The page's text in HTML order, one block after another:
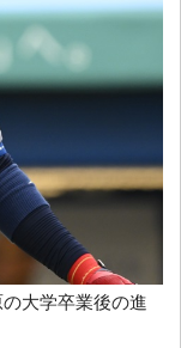
大学卒業後の進